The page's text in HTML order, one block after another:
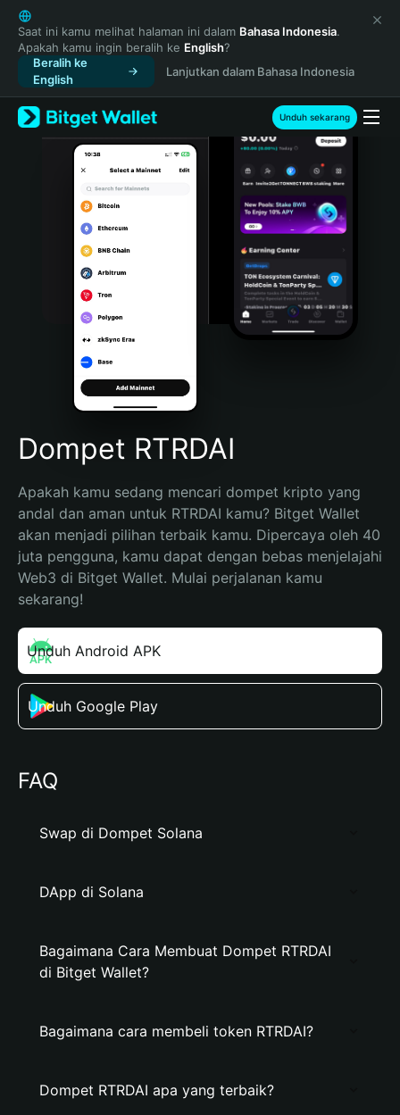
English
日本語
Tiếng Việt
Русский
Español (Latinoamérica)
Türkçe
Italiano
Português (Portugal)
Bahasa Indonesia
Português (Brasil)
Español (Argentina)
Saat ini kamu melihat halaman ini dalam Bahasa Indonesia.
Apakah kamu ingin beralih ke English?
Beralih ke
English
Lanjutkan dalam Bahasa Indonesia
Unduh sekarang
Dompet RTRDAI
Apakah kamu sedang mencari dompet kripto yang
andal dan aman untuk RTRDAI kamu? Bitget Wallet
akan menjadi pilihan terbaik kamu. Dipercaya oleh 40
juta pengguna, kamu dapat dengan bebas menjelajahi
Web3 di Bitget Wallet. Mulai perjalanan kamu
sekarang!
Unduh Android APK
Unduh Google Play
FAQ
Swap di Dompet Solana
DApp di Solana
Bagaimana Cara Membuat Dompet RTRDAI
di Bitget Wallet?
Bagaimana cara membeli token RTRDAI?
Dompet RTRDAI apa yang terbaik?